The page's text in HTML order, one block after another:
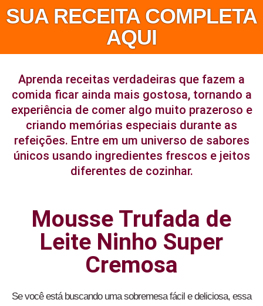
SUA RECEITA COMPLETA
AQUI
Aprenda receitas verdadeiras que fazem a
comida ficar ainda mais gostosa, tornando a
experiência de comer algo muito prazeroso e
criando memórias especiais durante as
refeições. Entre em um universo de sabores
únicos usando ingredientes frescos e jeitos
diferentes de cozinhar.
Mousse Trufada de
Leite Ninho Super
Cremosa
Se você está buscando uma sobremesa fácil e deliciosa, essa